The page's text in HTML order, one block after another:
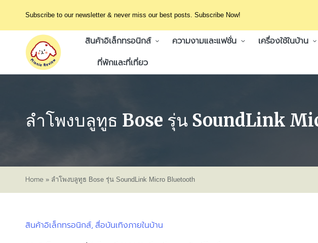
Subscribe to our newsletter & never miss our best posts. Subscribe Now!
สินค้าอิเล็กทรอนิกส์ ความงามและแฟชั่น เครื่องใช้ในบ้าน
ที่พักและที่เที่ยว
ลำโพงบลูทูธ Bose รุ่น SoundLink
Home » ลำโพงบลูทูธ Bose รุ่น SoundLink Micro Bluetooth
Posted
สินค้าอิเล็กทรอนิกส์ สื่อบันเทิงภายในบ้าน